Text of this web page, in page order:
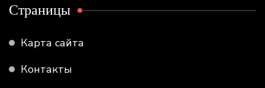
Страницы
Карта сайта
Контакты